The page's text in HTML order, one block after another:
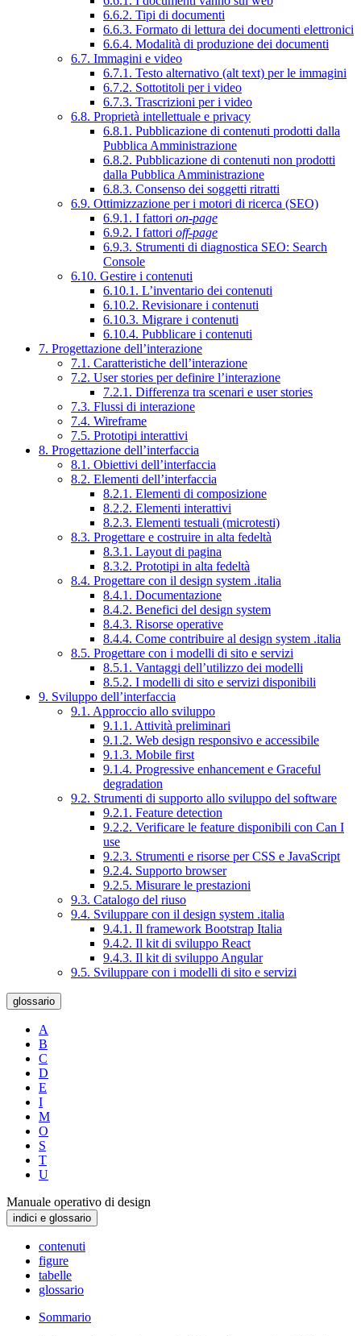
6.6.2. Tipi di documenti
6.6.3. Formato di lettura dei documenti elettronici
6.6.4. Modalità di produzione dei documenti
6.7. Immagini e video
6.7.1. Testo alternativo (alt text) per le immagini
6.7.2. Sottotitoli per i video
6.7.3. Trascrizioni per i video
6.8. Proprietà intellettuale e privacy
6.8.1. Pubblicazione di contenuti prodotti dalla
Pubblica Amministrazione
6.8.2. Pubblicazione di contenuti non prodotti
dalla Pubblica Amministrazione
6.8.3. Consenso dei soggetti ritratti
6.9. Ottimizzazione per i motori di ricerca (SEO)
6.9.1. I fattori on-page
6.9.2. I fattori off-page
6.9.3. Strumenti di diagnostica SEO: Search
Console
6.10. Gestire i contenuti
6.10.1. L’inventario dei contenuti
6.10.2. Revisionare i contenuti
6.10.3. Migrare i contenuti
6.10.4. Pubblicare i contenuti
7. Progettazione dell’interazione
7.1. Caratteristiche dell’interazione
7.2. User stories per definire l’interazione
7.2.1. Differenza tra scenari e user stories
7.3. Flussi di interazione
7.4. Wireframe
7.5. Prototipi interattivi
8. Progettazione dell’interfaccia
8.1. Obiettivi dell’interfaccia
8.2. Elementi dell’interfaccia
8.2.1. Elementi di composizione
8.2.2. Elementi interattivi
8.2.3. Elementi testuali (microtesti)
8.3. Progettare e costruire in alta fedeltà
8.3.1. Layout di pagina
8.3.2. Prototipi in alta fedeltà
8.4. Progettare con il design system .italia
8.4.1. Documentazione
8.4.2. Benefici del design system
8.4.3. Risorse operative
8.4.4. Come contribuire al design system .italia
8.5. Progettare con i modelli di sito e servizi
8.5.1. Vantaggi dell’utilizzo dei modelli
8.5.2. I modelli di sito e servizi disponibili
9. Sviluppo dell’interfaccia
9.1. Approccio allo sviluppo
9.1.1. Attività preliminari
9.1.2. Web design responsivo e accessibile
9.1.3. Mobile first
9.1.4. Progressive enhancement e Graceful
degradation
9.2. Strumenti di supporto allo sviluppo del software
9.2.1. Feature detection
9.2.2. Verificare le feature disponibili con Can I
use
9.2.3. Strumenti e risorse per CSS e JavaScript
9.2.4. Supporto browser
9.2.5. Misurare le prestazioni
9.3. Catalogo del riuso
9.4. Sviluppare con il design system .italia
9.4.1. Il framework Bootstrap Italia
9.4.2. Il kit di sviluppo React
9.4.3. Il kit di sviluppo Angular
9.5. Sviluppare con i modelli di sito e servizi
glossario
A
B
C
D
E
I
M
O
S
T
U
Manuale operativo di design
indici e glossario
contenuti
figure
tabelle
glossario
Sommario